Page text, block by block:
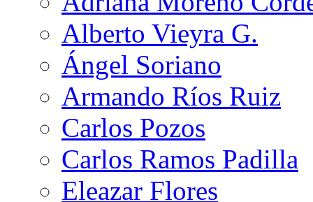
Alberto Vieyra G.
Ángel Soriano
Armando Ríos Ruiz
Carlos Pozos
Carlos Ramos Padilla
Eleazar Flores